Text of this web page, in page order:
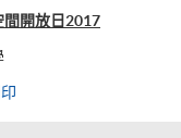
間開放日2017